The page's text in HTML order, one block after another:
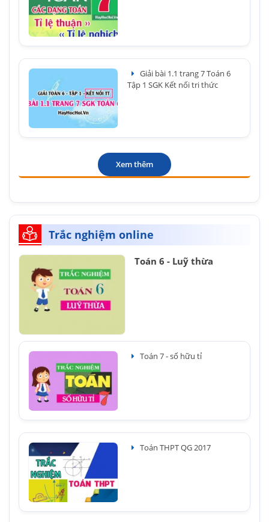
Giải bài 1.1 trang 7 Toán 6
Tập 1 SGK Kết nối tri thức
Xem thêm
Trắc nghiệm online
Toán 6 - Luỹ thừa
Toán 7 - số hữu tỉ
Toán THPT QG 2017